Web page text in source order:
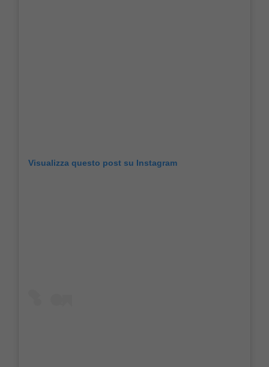
Visualizza questo post su Instagram